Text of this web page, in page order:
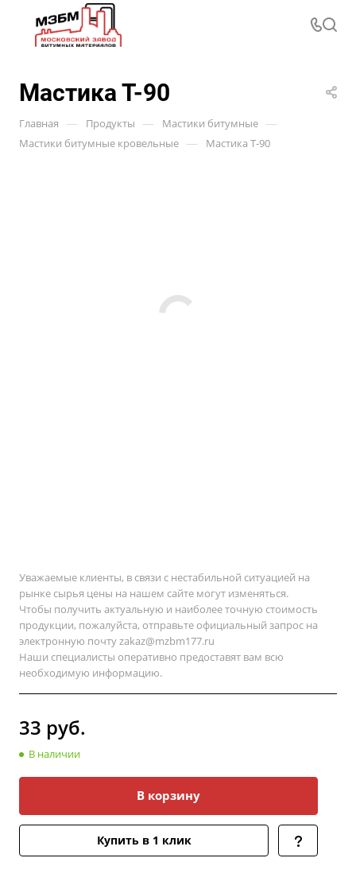
Мастика Т-90
Главная — Продукты — Мастики битумные —
Мастики битумные кровельные — Мастика Т-90
Уважаемые клиенты, в связи с нестабильной ситуацией на
рынке сырья цены на нашем сайте могут изменяться.
Чтобы получить актуальную и наиболее точную стоимость
продукции, пожалуйста, отправьте официальный запрос на
электронную почтуzakaz@mzbm177.ru
Наши специалисты оперативно предоставят вам всю
необходимую информацию.
33 руб.
В наличии
В корзину
Купить в 1 клик